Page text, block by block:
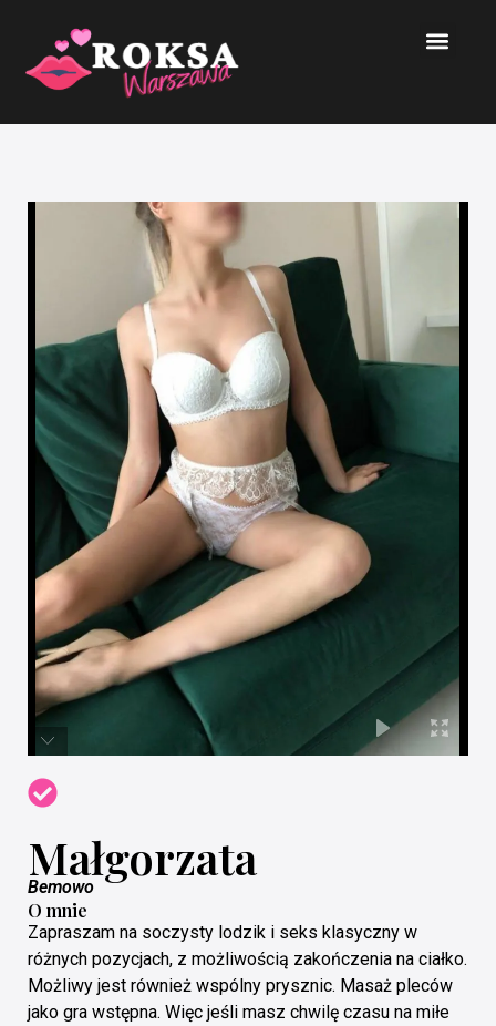
Małgorzata
Bemowo
O mnie
Zapraszam na soczysty lodzik i seks klasyczny w
różnych pozycjach, z możliwością zakończenia na ciałko.
Możliwy jest również wspólny prysznic. Masaż pleców
jako gra wstępna. Więc jeśli masz chwilę czasu na miłe